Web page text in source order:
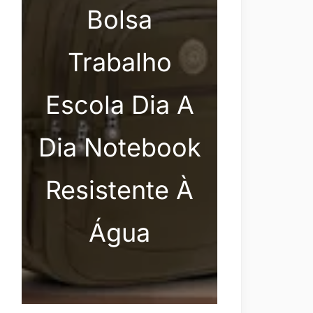
Bolsa
Trabalho
Escola Dia A
Dia Notebook
Resistente À
Água